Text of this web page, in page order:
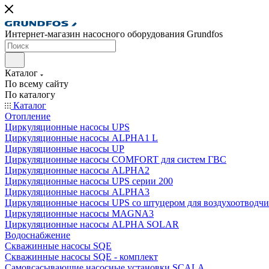
Интернет-магазин насосного оборудования Grundfos
Каталог
По всему сайту
По каталогу
Каталог
Отопление
Циркуляционные насосы UPS
Циркуляционные насосы ALPHA1 L
Циркуляционные насосы UP
Циркуляционные насосы COMFORT для систем ГВС
Циркуляционные насосы ALPHA2
Циркуляционные насосы UPS серии 200
Циркуляционные насосы ALPHA3
Циркуляционные насосы UPS со штуцером для
Циркуляционные насосы MAGNA3
Циркуляционные насосы ALPHA SOLAR
Водоснабжение
Скважинные насосы SQE
Скважинные насосы SQE - комплект